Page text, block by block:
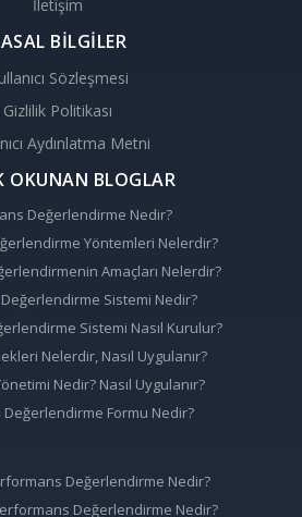
İletişim
BİLGİLER
Sözleşmesi
Gizlilik Politikası
Aydınlatma Metni
OKUNAN BLOGLAR
Değerlendirme Nedir?
Yöntemleri Nelerdir?
Amaçları Nelerdir?
Sistemi Nedir?
Sistemi Nasıl Kurulur?
Nelerdir, Nasıl Uygulanır?
Nedir? Nasıl Uygulanır?
Formu Nedir?
Değerlendirme Nedir?
Değerlendirme Nedir?